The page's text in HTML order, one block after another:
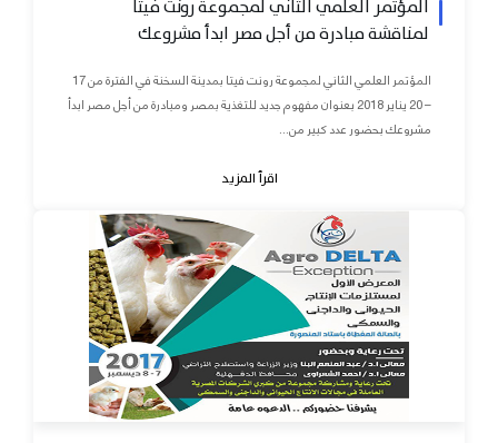
المؤتمر العلمي الثاني لمجموعة رونت فيتا
لمناقشة مبادرة من أجل مصر ابدأ مشروعك
المؤتمر العلمي الثاني لمجموعة رونت فيتا بمدينة السخنة في الفترة من 17
– 20 يناير 2018 بعنوان مفهوم جديد للتغذية بمصر ومبادرة من أجل مصر ابدأ
مشروعك بحضور عدد كبير من...
اقرأ المزيد